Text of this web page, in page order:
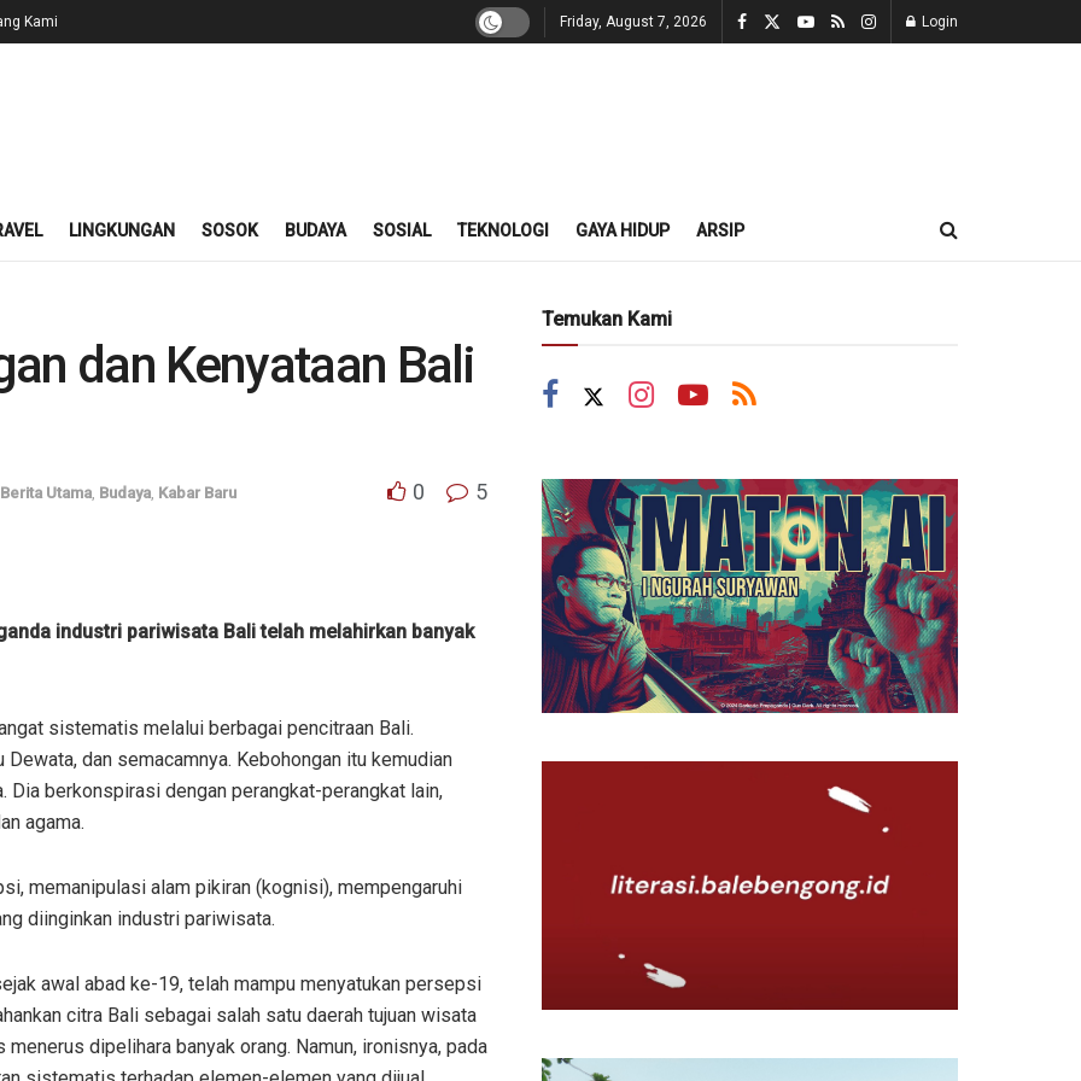
Kami Friday, August 7, 2026 Login
LINGKUNGAN SOSOK BUDAYA SOSIAL TEKNOLOGI GAYA HIDUP ARSIP
dan Kenyataan Bali
Berita Utama Budaya Kabar Baru 0 5
industri pariwisata Bali telah melahirkan banyak
sistematis melalui berbagai pencitraan Bali.
dan semacamnya. Kebohongan itu kemudian
berkonspirasi dengan perangkat-perangkat lain,
agama.
memanipulasi alam pikiran (kognisi), mempengaruhi
diinginkan industri pariwisata.
awal abad ke-19, telah mampu menyatukan persepsi
citra Bali sebagai salah satu daerah tujuan wisata
dipelihara banyak orang. Namun, ironisnya, pada
Temukan Kami